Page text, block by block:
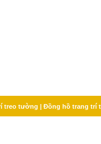
treo tường | Đồng hồ trang trí